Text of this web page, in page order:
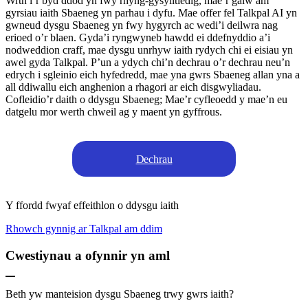
gyrsiau iaith Sbaeneg yn parhau i dyfu. Mae offer fel Talkpal AI yn
gwneud dysgu Sbaeneg yn fwy hygyrch ac wedi’i deilwra nag
erioed o’r blaen. Gyda’i ryngwyneb hawdd ei ddefnyddio a’i
nodweddion craff, mae dysgu unrhyw iaith rydych chi ei eisiau yn
awel gyda Talkpal. P’un a ydych chi’n dechrau o’r dechrau neu’n
edrych i sgleinio eich hyfedredd, mae yna gwrs Sbaeneg allan yna a
all ddiwallu eich anghenion a rhagori ar eich disgwyliadau.
Cofleidio’r daith o ddysgu Sbaeneg; Mae’r cyfleoedd y mae’n eu
datgelu mor werth chweil ag y maent yn gyffrous.
Dechrau
Y ffordd fwyaf effeithlon o ddysgu iaith
Rhowch gynnig ar Talkpal am ddim
Cwestiynau a ofynnir yn aml
Beth yw manteision dysgu Sbaeneg trwy gwrs iaith?